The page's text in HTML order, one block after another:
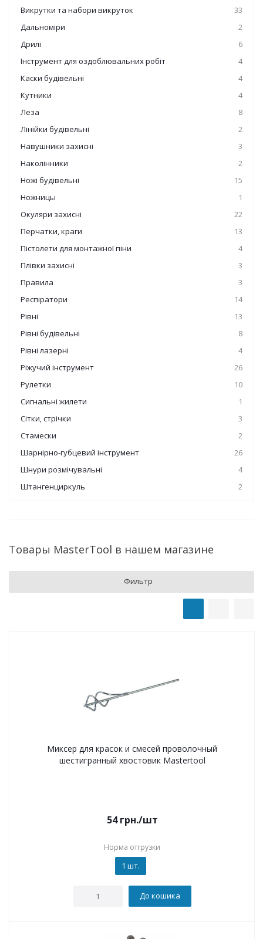
Викрутки та набори викруток
33
Дальноміри
2
Дрилі
6
Інструмент для оздоблювальних робіт
4
Каски будівельні
4
Кутники
4
Леза
8
Лінійки будівельні
2
Навушники захисні
3
Наколінники
2
Ножі будівельні
15
Ножницы
1
Окуляри захисні
22
Перчатки, краги
13
Пістолети для монтажної піни
4
Плівки захисні
3
Правила
3
Респіратори
14
Рівні
13
Рівні будівельні
8
Рівні лазерні
4
Ріжучий інструмент
26
Рулетки
10
Сигнальні жилети
1
Сітки, стрічки
3
Стамески
2
Шарнірно-губцевий інструмент
26
Шнури розмічувальні
4
Штангенциркуль
2
Товары MasterTool в нашем магазине
Фильтр
Миксер для красок и смесей проволочный
шестигранный хвостовик Mastertool
54грн./шт
Норма отгрузки
1 шт.
До кошика